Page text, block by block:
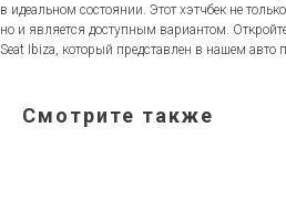
в идеальном состоянии. Этот хэтчбек не
но и является доступным вариантом.
Seat Ibiza, который представлен в нашем авто
Смотрите также